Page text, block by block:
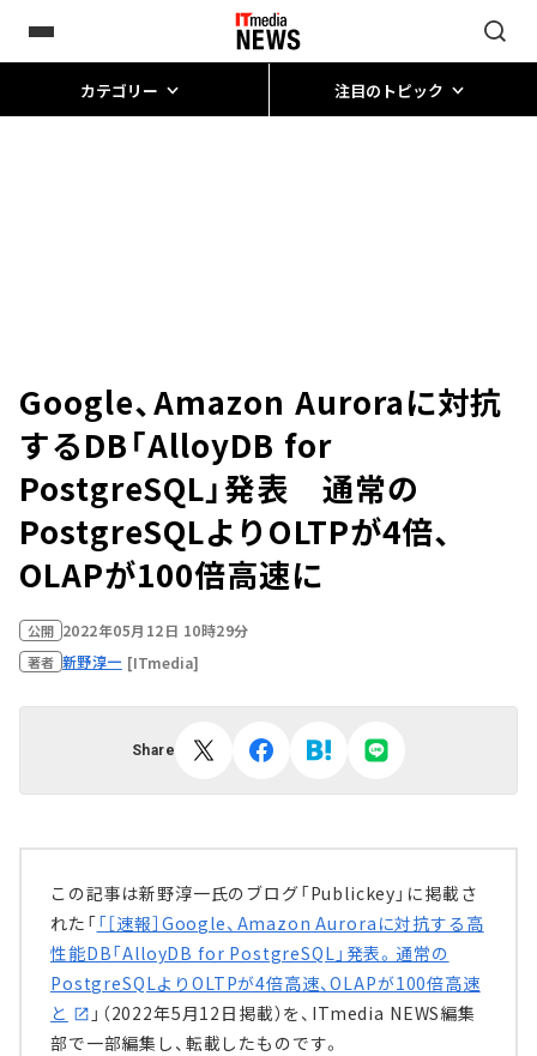
カテゴリー 注目のトピック
Google、Amazon Auroraに対抗
するDB「AlloyDB for
PostgreSQL」発表 通常の
PostgreSQLよりOLTPが4倍、
OLAPが100倍高速に
公開 2022年05月12日 10時29分
著者 新野淳一 [ITmedia]
Share
この記事は新野淳一氏のブログ「Publickey」に掲載さ
れた「「［速報］Google、Amazon Auroraに対抗する高
性能DB「AlloyDB for PostgreSQL」発表。通常の
PostgreSQLよりOLTPが4倍高速、OLAPが100倍高速
と
」（2022年5月12日掲載）を、ITmedia NEWS編集
部で一部編集し、転載したものです。